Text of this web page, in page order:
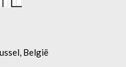
België